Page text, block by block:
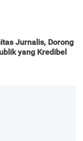
Jurnalis, Dorong
yang Kredibel